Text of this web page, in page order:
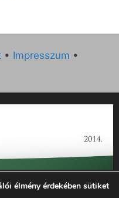
• Impresszum •
évi működésének
P-0121 sz. támogatási
élmény érdekében sütiket